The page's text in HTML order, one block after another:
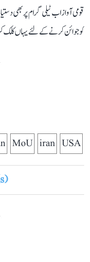
قومی آواز اب ٹیلی گرام پر بھی
کو جوائن کرنے کے لئے یہاں
USA
iran
MoU